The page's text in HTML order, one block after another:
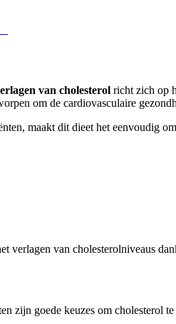
van cholesterol richt zich op
om de cardiovasculaire
maakt dit dieet het eenvoudig
verlagen van cholesterolniveaus
zijn goede keuzes om cholesterol te